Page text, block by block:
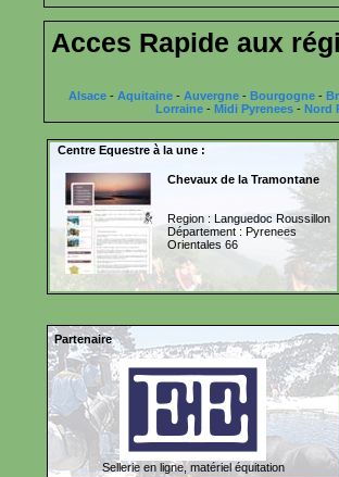
Acces Rapide aux
Alsace - Aquitaine - Auvergne - Bourgogne -
Lorraine- Midi Pyrenees- Nord
Centre Equestre à la une :
Chevaux de la Tramontane
Region : Languedoc Roussillon
Département : Pyrenees
Orientales 66
Partenaire
Sellerie en ligne, matériel équitation